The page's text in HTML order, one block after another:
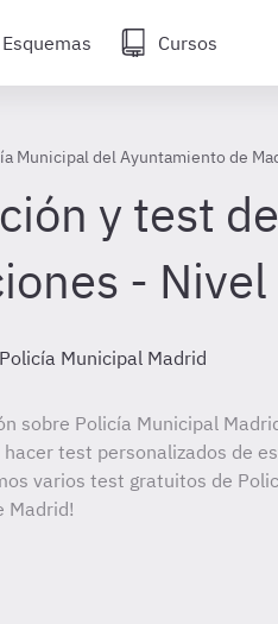
Esquemas Cursos
Municipal del Ayuntamiento de
y test de
- Nivel
Municipal Madrid
sobre Policía Municipal
test personalizados de
varios test gratuitos de
Madrid!